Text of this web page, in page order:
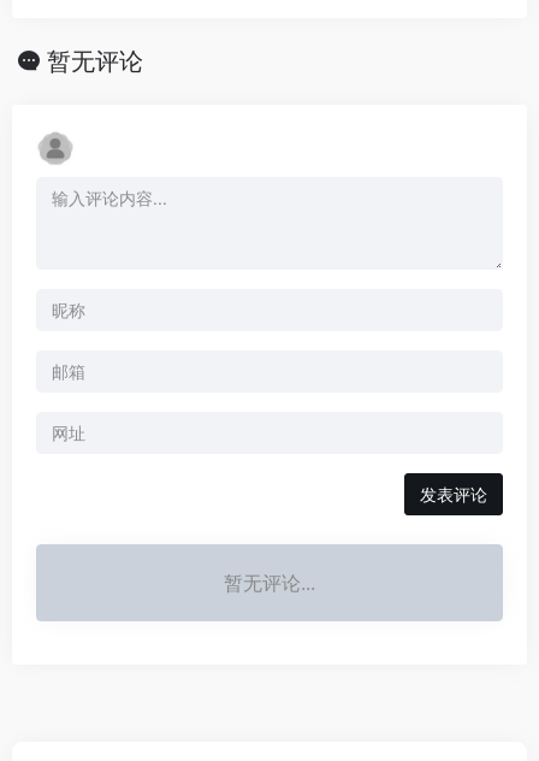
暂无评论
暂无评论...